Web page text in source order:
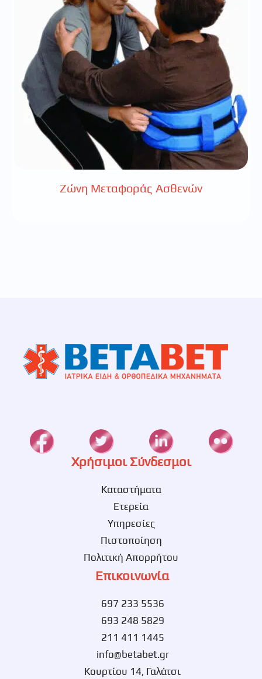
Ζώνη Μεταφοράς Ασθενών
Χρήσιμοι Σύνδεσμοι
Καταστήματα
Ετερεία
Υπηρεσίες
Πιστοποίηση
Πολιτική Απορρήτου
Επικοινωνία
697 233 5536
693 248 5829
211 411 1445
info@betabet.gr
Κουρτίου 14, Γαλάτσι